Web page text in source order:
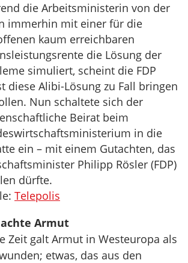
die Arbeitsministerin von der
immerhin mit einer für die
kaum erreichbaren
die Lösung der
simuliert, scheint die FDP
diese Alibi-Lösung zu Fall bringen
Nun schaltete sich der
Beirat beim
in die
ein – mit einem Gutachten, das
Philipp Rösler (FDP)
dürfte.
Telepolis
Armut
Zeit galt Armut in Westeuropa als
etwas, das aus den